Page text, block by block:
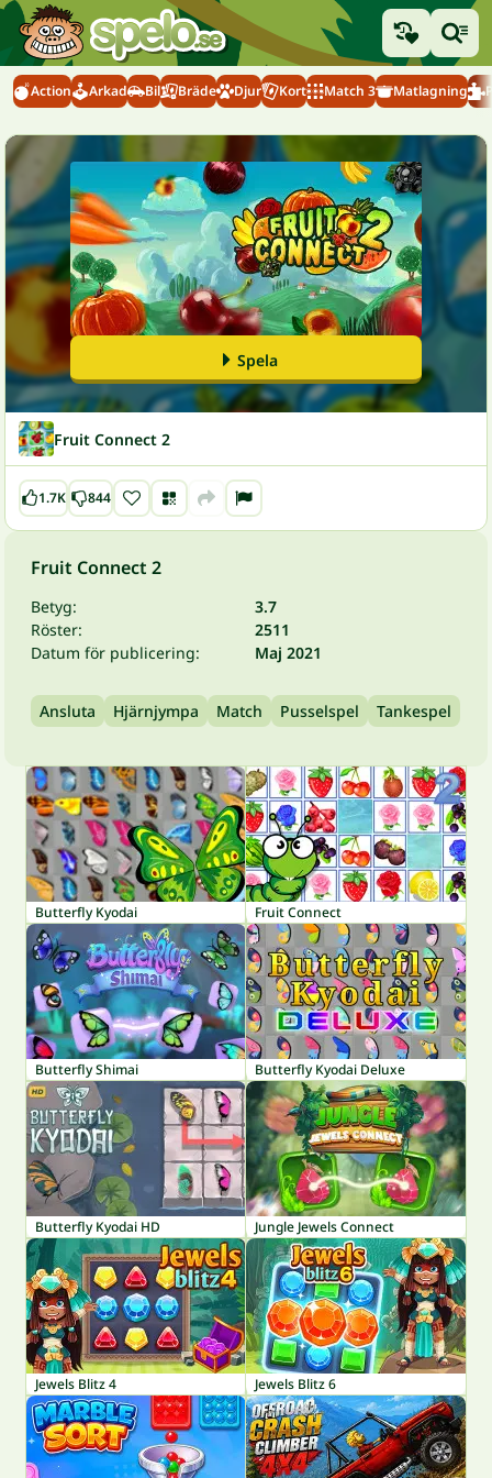
Action Arkad Bil Bräde Djur Kort Match 3 Matlagning
Spela
Fruit Connect 2
1.7K 844
Fruit Connect 2
Betyg:
3.7
Röster:
2511
Datum för publicering:
Maj 2021
Ansluta Hjärnjympa Match Pusselspel Tankespel
Butterfly Kyodai Fruit Connect
Butterfly Shimai Butterfly Kyodai Deluxe
Butterfly Kyodai HD Jungle Jewels Connect
Jewels Blitz 4 Jewels Blitz 6